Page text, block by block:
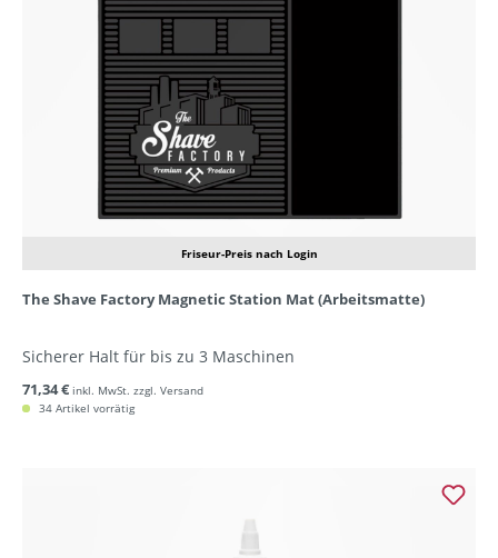
Friseur-Preis nach Login
The Shave Factory Magnetic Station Mat (Arbeitsmatte)
Sicherer Halt für bis zu 3 Maschinen
71,34 € inkl. MwSt. zzgl. Versand
34 Artikel vorrätig